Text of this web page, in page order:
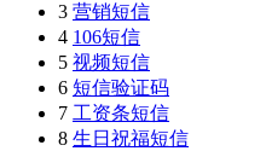
3 营销短信
4 106短信
5 视频短信
6 短信验证码
7 工资条短信
8 生日祝福短信